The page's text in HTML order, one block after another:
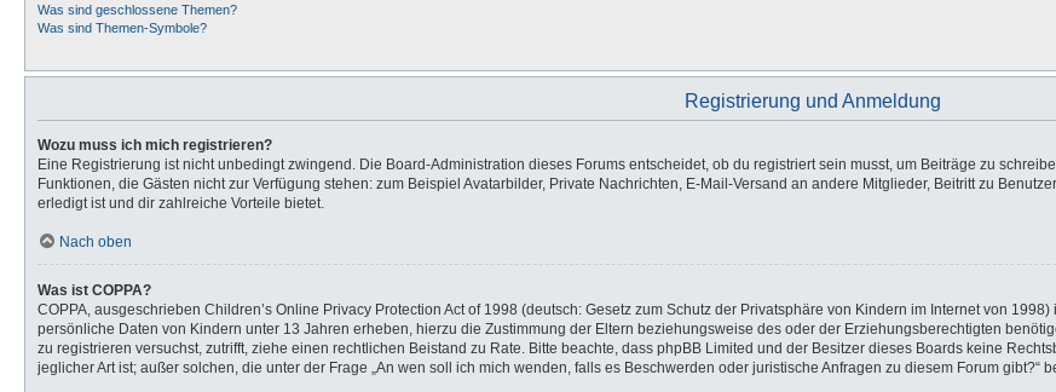
Was sind geschlossene Themen?
Was sind Themen-Symbole?
Registrierung und Anmeldung
Wozu muss ich mich registrieren?
Eine Registrierung ist nicht unbedingt zwingend. Die Board-Administration dieses Forums entscheidet, ob du registriert sein musst, um Beiträge zu
Funktionen, die Gästen nicht zur Verfügung stehen: zum Beispiel Avatarbilder, Private Nachrichten, E-Mail-Versand an andere Mitglieder, Beitritt zu
erledigt ist und dir zahlreiche Vorteile bietet.
Nach oben
Was ist COPPA?
COPPA, ausgeschrieben Children’s Online Privacy Protection Act of 1998 (deutsch: Gesetz zum Schutz der Privatsphäre von Kindern im Internet von
persönliche Daten von Kindern unter 13 Jahren erheben, hierzu die Zustimmung der Eltern beziehungsweise des oder der Erziehungsberechtigten
zu registrieren versuchst, zutrifft, ziehe einen rechtlichen Beistand zu Rate. Bitte beachte, dass phpBB Limited und der Besitzer dieses Boards keine
jeglicher Art ist; außer solchen, die unter der Frage „An wen soll ich mich wenden, falls es Beschwerden oder juristische Anfragen zu diesem Forum gibt?“